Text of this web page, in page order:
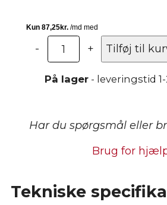
-
100
watt
Powerbank
20.000
Heat
+ Tilføj til
På lager- leveringstid
Har du spørgsmål eller
Brug for
Tekniske